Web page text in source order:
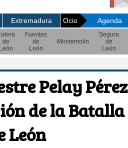
Extremadura Ocio Agenda
de
León
Fuentes
de
León
Montemolín
Segura
de
León
Pelay Pérez
de la Batalla
León